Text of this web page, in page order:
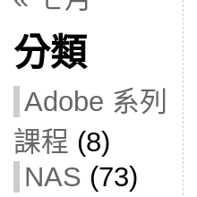
分類
Adobe 系列
課程 (8)
NAS (73)